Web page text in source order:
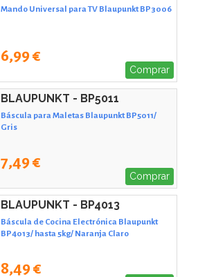
Mando Universal para TV Blaupunkt BP3006
6,99 €
Comprar
BLAUPUNKT - BP5011
Báscula para Maletas Blaupunkt BP5011/
Gris
7,49 €
Comprar
BLAUPUNKT - BP4013
Báscula de Cocina Electrónica Blaupunkt
BP4013/ hasta 5kg/ Naranja Claro
8,49 €